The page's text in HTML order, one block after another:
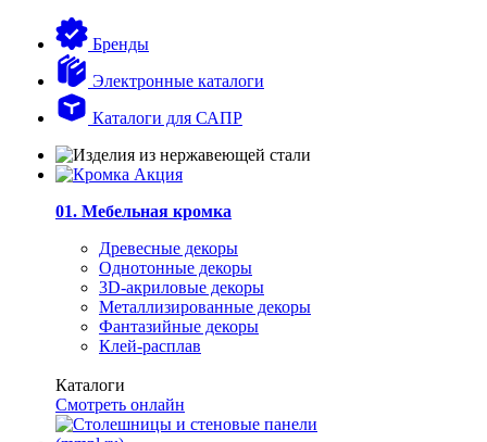
Бренды
Электронные каталоги
Каталоги для САПР
01. Мебельная кромка
Древесные декоры
Однотонные декоры
3D-акриловые декоры
Металлизированные декоры
Фантазийные декоры
Клей-расплав
Каталоги
Смотреть онлайн